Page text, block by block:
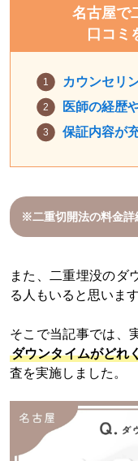
名古屋で
口コミ
カウンセリ
医師の経歴
保証内容が
※二重切開法の料金詳
また、二重埋没のダ
る人もいると思います
そこで当記事では、
ダウンタイムがどれ
査を実施しました。